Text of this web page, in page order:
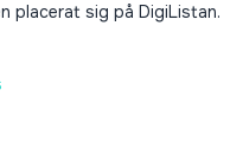
placerat sig på DigiListan.